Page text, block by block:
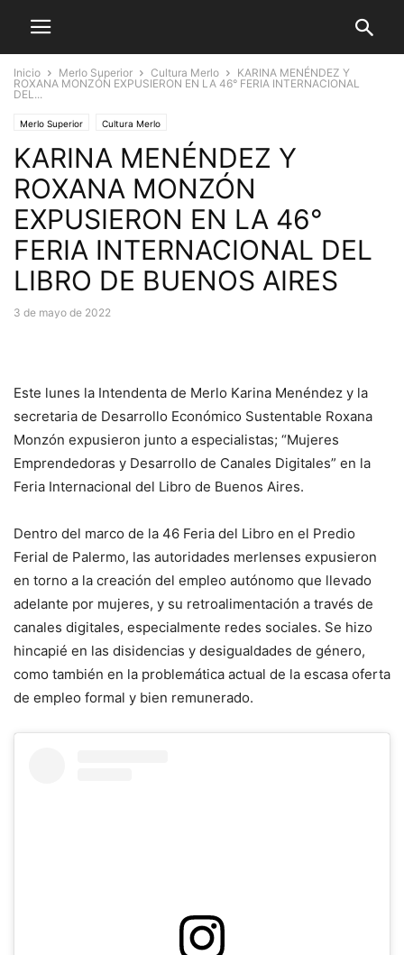
Inicio Merlo Superior Cultura Merlo
KARINA MENÉNDEZ Y
ROXANA MONZÓN EXPUSIERON EN LA 46° FERIA INTERNACIONAL
DEL...
Merlo Superior Cultura Merlo
KARINA MENÉNDEZ Y
ROXANA MONZÓN
EXPUSIERON EN LA 46°
FERIA INTERNACIONAL DEL
LIBRO DE BUENOS AIRES
3 de mayo de 2022
Este lunes la Intendenta de Merlo Karina Menéndez y la
secretaria de Desarrollo Económico Sustentable Roxana
Monzón expusieron junto a especialistas; “Mujeres
Emprendedoras y Desarrollo de Canales Digitales” en la
Feria Internacional del Libro de Buenos Aires.
Dentro del marco de la 46 Feria del Libro en el Predio
Ferial de Palermo, las autoridades merlenses expusieron
en torno a la creación del empleo autónomo que llevado
adelante por mujeres, y su retroalimentación a través de
canales digitales, especialmente redes sociales. Se hizo
hincapié en las disidencias y desigualdades de género,
como también en la problemática actual de la escasa oferta
de empleo formal y bien remunerado.